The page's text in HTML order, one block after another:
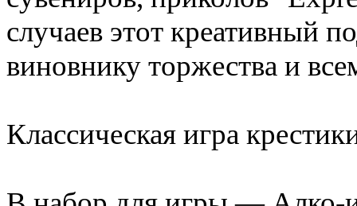
случаев этот креативный
виновнику торжества и
Классическая игра